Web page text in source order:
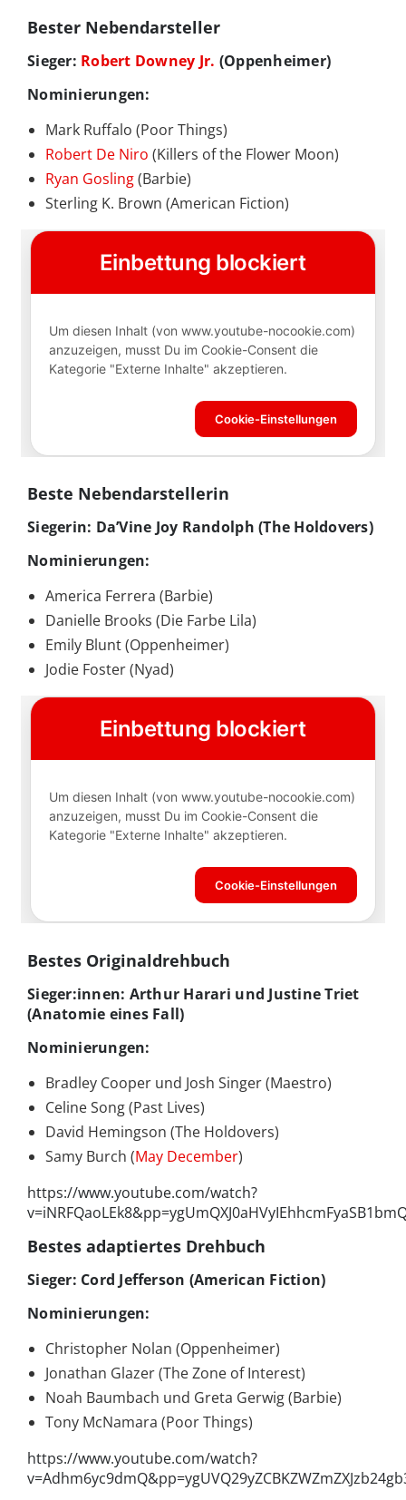
Bester Nebendarsteller
Sieger: Robert Downey Jr. (Oppenheimer)
Nominierungen:
Mark Ruffalo (Poor Things)
Robert De Niro (Killers of the Flower Moon)
Ryan Gosling(Barbie)
Sterling K. Brown (American Fiction)
Beste Nebendarstellerin
Siegerin: Da’Vine Joy Randolph (The Holdovers)
Nominierungen:
America Ferrera (Barbie)
Danielle Brooks (Die Farbe Lila)
Emily Blunt (Oppenheimer)
Jodie Foster (Nyad)
Bestes Originaldrehbuch
Sieger:innen: Arthur Harari und Justine Triet
(Anatomie eines Fall)
Nominierungen:
Bradley Cooper und Josh Singer (Maestro)
Celine Song (Past Lives)
David Hemingson (The Holdovers)
Samy Burch (May December)
https://www.youtube.com/watch?
Bestes adaptiertes Drehbuch
Sieger: Cord Jefferson (American Fiction)
Nominierungen:
Christopher Nolan (Oppenheimer)
Jonathan Glazer (The Zone of Interest)
Noah Baumbach und Greta Gerwig (Barbie)
Tony McNamara (Poor Things)
https://www.youtube.com/watch?